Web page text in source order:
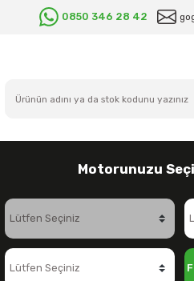
0850 346 28 42
Motorunuzu